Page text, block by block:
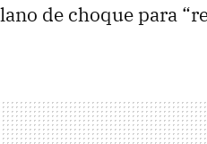
de choque para